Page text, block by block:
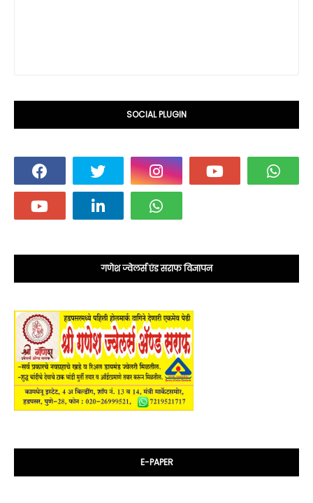
SOCIAL PLUGIN
गणेश ज्वेलर्स एंड सराफ विज्ञापन
E-PAPER